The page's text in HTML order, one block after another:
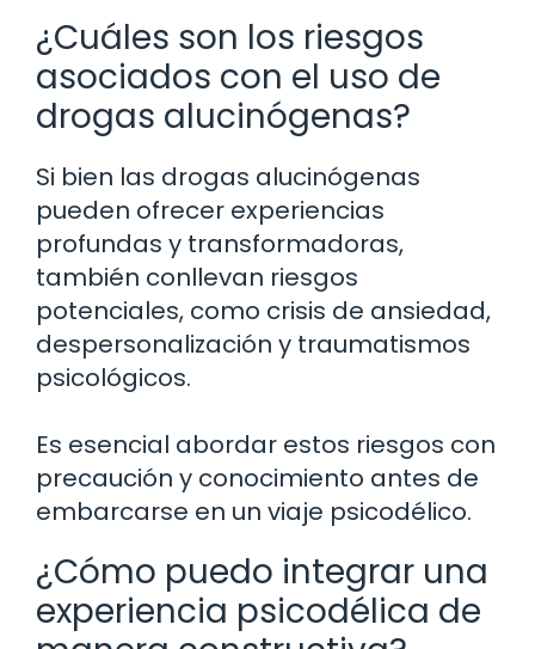
¿Cuáles son los riesgos
asociados con el uso de
drogas alucinógenas?
Si bien las drogas alucinógenas
pueden ofrecer experiencias
profundas y transformadoras,
también conllevan riesgos
potenciales, como crisis de ansiedad,
despersonalización y traumatismos
psicológicos.
Es esencial abordar estos riesgos con
precaución y conocimiento antes de
embarcarse en un viaje psicodélico.
¿Cómo puedo integrar una
experiencia psicodélica de